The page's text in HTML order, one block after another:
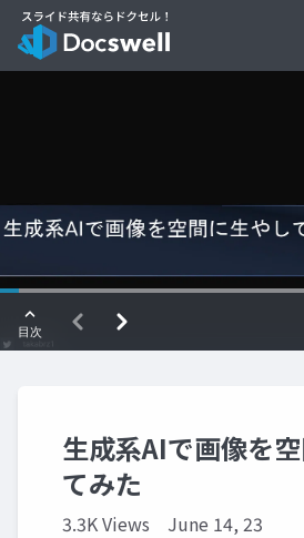
生成系AIで画像を
てみた
3.3K Views June 14, 23